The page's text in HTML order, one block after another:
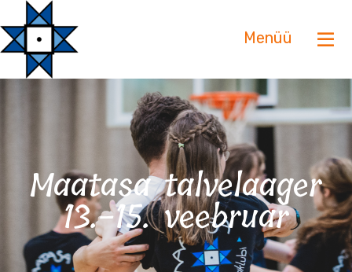
Menüü
Maatasa talvelaager
13.-15. veebruar